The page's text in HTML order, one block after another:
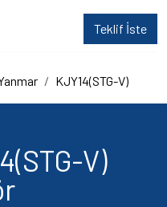
Teklif İste
KJY14(STG-V)
V)